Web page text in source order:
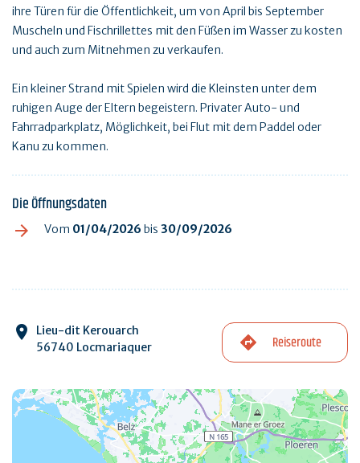
ihre Türen für die Öffentlichkeit, um von April bis September
Muscheln und Fischrillettes mit den Füßen im Wasser zu kosten
und auch zum Mitnehmen zu verkaufen.
Ein kleiner Strand mit Spielen wird die Kleinsten unter dem
ruhigen Auge der Eltern begeistern. Privater Auto- und
Fahrradparkplatz, Möglichkeit, bei Flut mit dem Paddel oder
Kanu zu kommen.
Die Öffnungsdaten
Vom 01/04/2026 bis 30/09/2026
Lieu-dit Kerouarch
56740 Locmariaquer
Reiseroute